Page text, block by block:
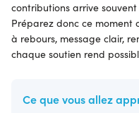
contributions arrive
Préparez donc ce moment
à rebours, message clair,
chaque soutien rend
Ce que vous allez